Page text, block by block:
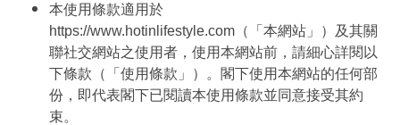
本使用條款適用於
https://www.hotinlifestyle.com（「本網站」）及其關
聯社交網站之使用者，使用本網站前，請細心詳閱以
下條款（「使用條款」）。閣下使用本網站的任何部
份，即代表閣下已閱讀本使用條款並同意接受其約
束。